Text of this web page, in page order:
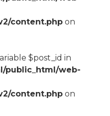
content.phpon
$post_id in
public_html/web-
content.phpon